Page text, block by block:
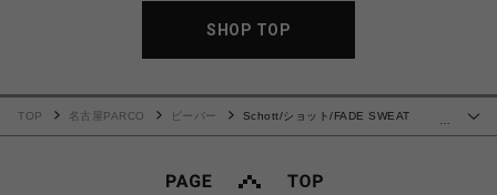
SHOP TOP
…
TOP 名古屋PARCO ビーバー
Schott/ショット/FADE SWEAT